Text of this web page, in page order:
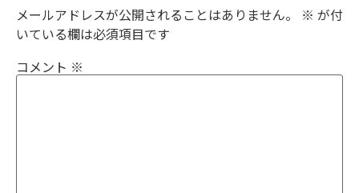
メールアドレスが公開されることはありません。 ※ が付
いている欄は必須項目です
コメント ※